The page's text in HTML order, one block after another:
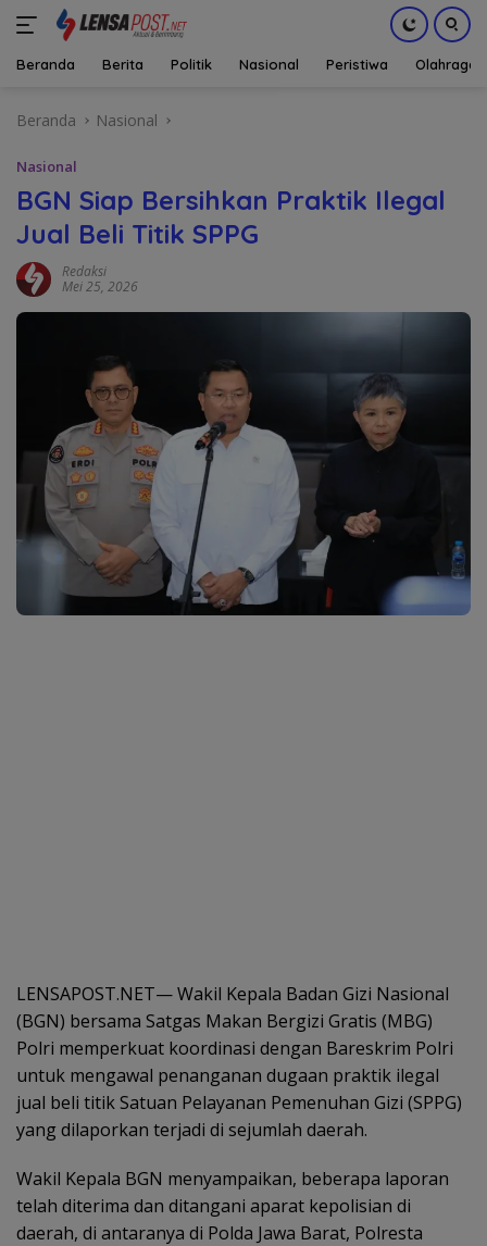
Beranda Berita Politik Nasional Peristiwa Olahraga
Beranda Nasional
Nasional
BGN Siap Bersihkan Praktik Ilegal
Jual Beli Titik SPPG
Redaksi
Mei 25, 2026
LENSAPOST.NET— Wakil Kepala Badan Gizi Nasional
(BGN) bersama Satgas Makan Bergizi Gratis (MBG)
Polri memperkuat koordinasi dengan Bareskrim Polri
untuk mengawal penanganan dugaan praktik ilegal
jual beli titik Satuan Pelayanan Pemenuhan Gizi (SPPG)
yang dilaporkan terjadi di sejumlah daerah.
Wakil Kepala BGN menyampaikan, beberapa laporan
telah diterima dan ditangani aparat kepolisian di
daerah, di antaranya di Polda Jawa Barat, Polresta